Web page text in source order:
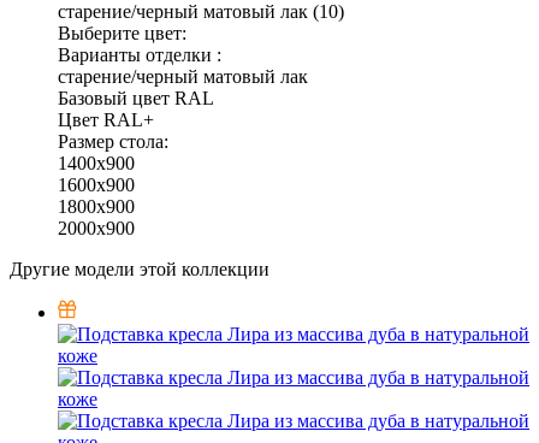
старение/черный матовый лак (10)
Выберите цвет:
Варианты отделки :
старение/черный матовый лак
Базовый цвет RAL
Цвет RAL+
Размер стола:
1400x900
1600x900
1800x900
2000x900
Другие модели этой коллекции